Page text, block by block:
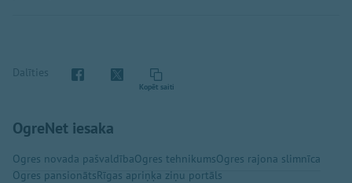
Dalīties
Kopēt saiti
OgreNet iesaka
Ogres novada pašvaldībaOgres tehnikumsOgres rajona slimnīca
Ogres pansionātsRīgas apriņķa ziņu portāls